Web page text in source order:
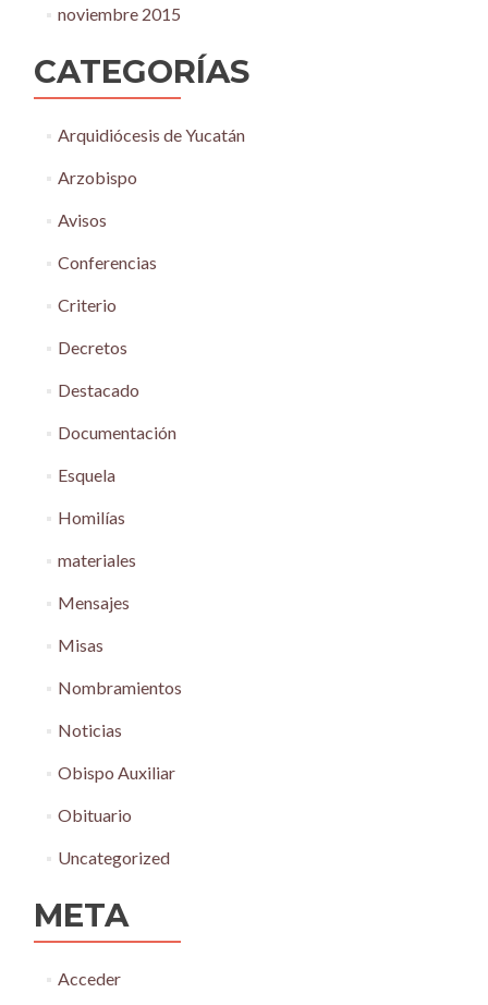
noviembre 2015
CATEGORÍAS
Arquidiócesis de Yucatán
Arzobispo
Avisos
Conferencias
Criterio
Decretos
Destacado
Documentación
Esquela
Homilías
materiales
Mensajes
Misas
Nombramientos
Noticias
Obispo Auxiliar
Obituario
Uncategorized
META
Acceder